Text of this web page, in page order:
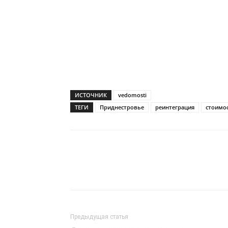
ИСТОЧНИК
vedomosti
ТЕГИ
Приднестровье реинтеграция
Предыдущая статья